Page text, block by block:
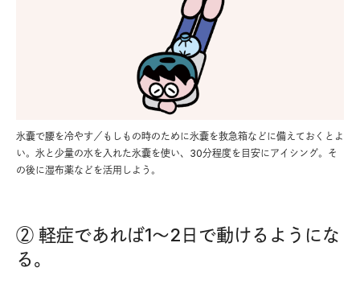
氷囊で腰を冷やす／もしもの時のために氷囊を救急箱などに備えておくとよ
い。氷と少量の水を入れた氷囊を使い、30分程度を目安にアイシング。そ
の後に湿布薬などを活用しよう。
② 軽症であれば1〜2日で動けるようにな
る。